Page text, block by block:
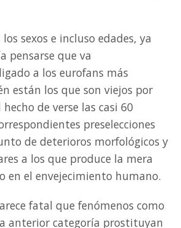
sexos e incluso edades, ya
pensarse que va
a los eurofans más
están los que son viejos por
de verse las casi 60
preselecciones
de deterioros morfológicos y
a los que produce la mera
en el envejecimiento humano.
fatal que fenómenos como
anterior categoría prostituyan